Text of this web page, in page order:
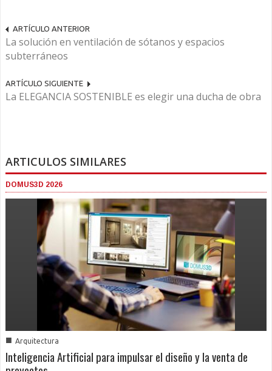
ARTÍCULO ANTERIOR
La solución en ventilación de sótanos y espacios
subterráneos
ARTÍCULO SIGUIENTE
La ELEGANCIA SOSTENIBLE es elegir una ducha de obra
ARTICULOS SIMILARES
DOMUS3D 2026
■ Arquitectura
Inteligencia Artificial para impulsar el diseño y la venta de